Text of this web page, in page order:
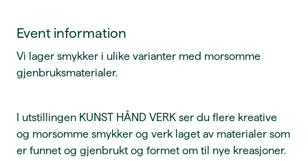
Event information
Vi lager smykker i ulike varianter med morsomme
gjenbruksmaterialer.
I utstillingen KUNST HÅND VERK ser du flere kreative
og morsomme smykker og verk laget av materialer som
er funnet og gjenbrukt og formet om til nye kreasjoner.